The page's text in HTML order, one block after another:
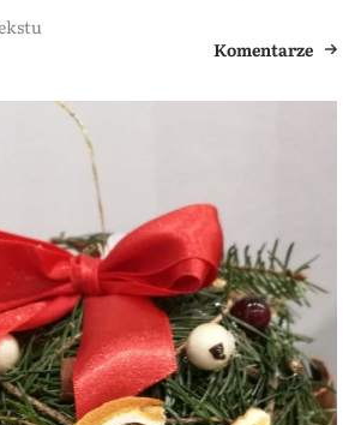
Komentarze